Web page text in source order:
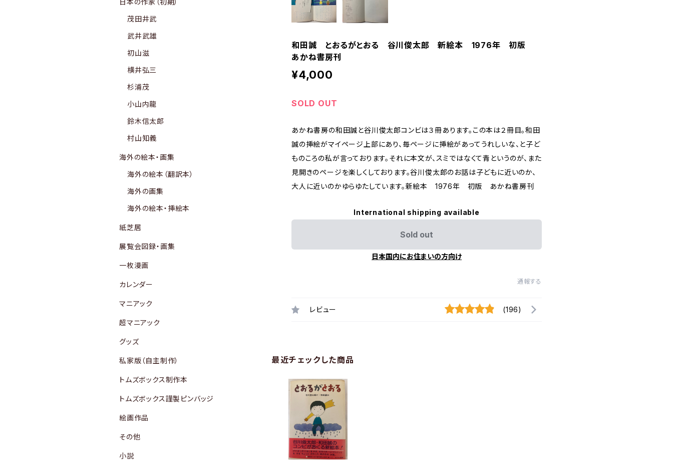
和田誠 とおるがとおる 谷川俊太郎 新絵本 1976年 初版
あかね書房刊
¥4,000
SOLD OUT
あかね書房の和田誠と谷川俊太郎コンビは３冊あります。この本は２冊目。和田
誠の挿絵がマイページ上部にあり、毎ページに挿絵があってうれしいな、と子ど
ものころの私が言っております。それに本文が、スミではなくて青というのが、また
見開きのページを楽しくしております。谷川俊太郎のお話は子どもに近いのか、
大人に近いのかゆらゆたしています。新絵本 1976年 初版 あかね書房刊
International shipping available
Sold out
日本国内にお住まいの方向け
通報する
レビュー (196)
最近チェックした商品
日本の作家（初期）
茂田井武
武井武雄
初山滋
横井弘三
杉浦茂
小山内龍
鈴木信太郎
村山知義
海外の絵本・画集
海外の絵本（翻訳本）
海外の画集
海外の絵本・挿絵本
紙芝居
展覧会図録・画集
一枚漫画
カレンダー
マニアック
超マニアック
グッズ
私家版（自主制作）
トムズボックス制作本
トムズボックス謹製ピンバッジ
絵画作品
その他
小説